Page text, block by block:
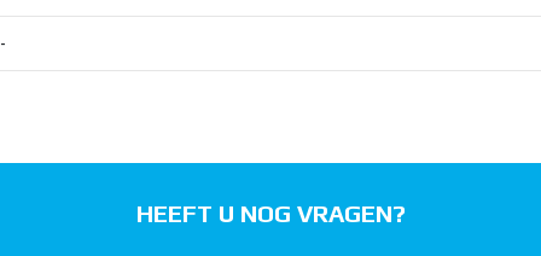
-
HEEFT U NOG VRAGEN?